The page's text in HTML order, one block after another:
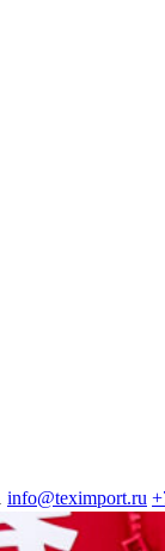
info@teximport.ru